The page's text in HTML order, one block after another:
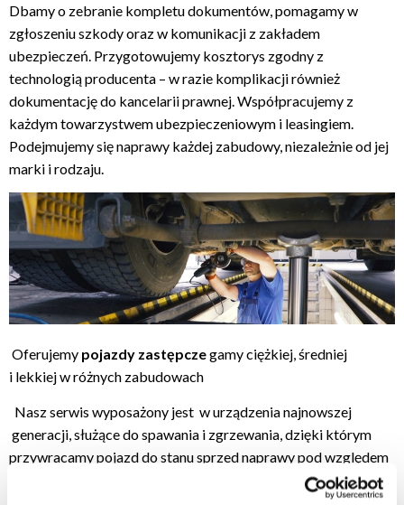
Dbamy o zebranie kompletu dokumentów, pomagamy w
zgłoszeniu szkody oraz w komunikacji z zakładem
ubezpieczeń. Przygotowujemy kosztorys zgodny z
technologią producenta – w razie komplikacji również
dokumentację do kancelarii prawnej. Współpracujemy z
każdym towarzystwem ubezpieczeniowym i leasingiem.
Podejmujemy się naprawy każdej zabudowy, niezależnie od jej
marki i rodzaju.
Oferujemypojazdy zastępczegamy ciężkiej, średniej
i lekkiej w różnych zabudowach
Nasz serwis wyposażony jest w urządzenia najnowszej
generacji, służące do spawania i zgrzewania, dzięki którym
przywracamy pojazd do stanu sprzed naprawy pod względem
zarówno wizualnym, jak i technicznym, jego odporności na